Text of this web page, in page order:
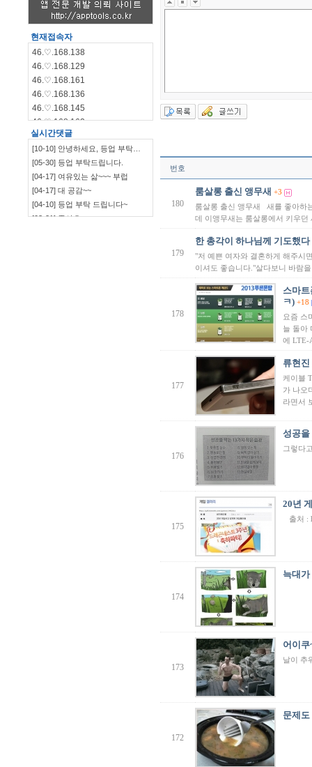
현재접속자
46.♡.168.138
46.♡.168.129
46.♡.168.161
46.♡.168.136
46.♡.168.145
46.♡.168.162
46.♡.168.144
46.♡.168.140
115.♡.135.198
46.♡.168.139
실시간댓글
[10-10] 안녕하세요, 등업 부탁…
[05-30] 등업 부탁드립니다.
[04-17] 여유있는 삶~~~ 부럽
[04-17] 대 공감~~
[04-10] 등업 부탁 드립니다~
[03-21] 좋아요
번호
180
룸살롱 출신 앵무새 +3
룸살롱 출신 앵무새 새를 좋아하
데 이앵무새는 룸살롱에서 키우
179
한 총각이 하나님께 기도했다
"저 예쁜 여자와 결혼하게 해주시
이셔도 좋습니다."살다보니 바람
178
스마
ㅋ) +18
요즘 스
늘 돌아
에
177
류현
케이블
가 나오
라면서
176
성공을
그렇다
175
20년
출처 :
174
늑대가
173
어이쿠
날이 추
172
문제